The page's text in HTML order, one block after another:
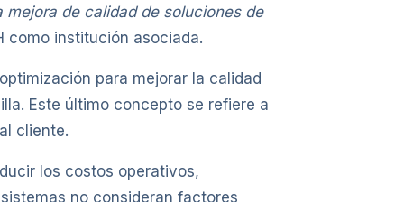
de calidad de soluciones de
como institución asociada.
para mejorar la calidad
Este último concepto se refiere a
cliente.
los costos operativos,
no consideran factores